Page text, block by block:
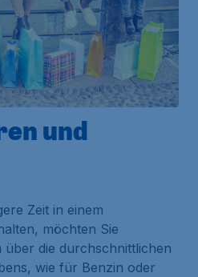
und
Zeit in einem
möchten Sie
über die durchschnittlichen
wie für Benzin oder